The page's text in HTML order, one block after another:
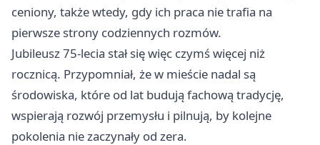
ceniony, także wtedy, gdy ich praca nie trafia na
pierwsze strony codziennych rozmów.
Jubileusz 75-lecia stał się więc czymś więcej niż
rocznicą. Przypomniał, że w mieście nadal są
środowiska, które od lat budują fachową tradycję,
wspierają rozwój przemysłu i pilnują, by kolejne
pokolenia nie zaczynały od zera.